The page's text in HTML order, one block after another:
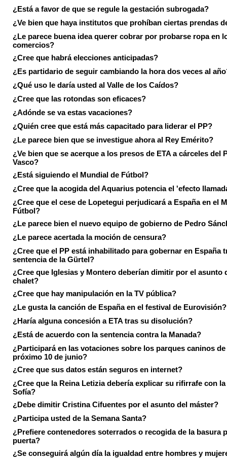
¿Está a favor de que se regule la gestación subrogada?
¿Ve bien que haya institutos que prohíban ciertas prendas
¿Le parece buena idea querer cobrar por probarse ropa en
comercios?
¿Cree que habrá elecciones anticipadas?
¿Es partidario de seguir cambiando la hora dos veces al
¿Qué uso le daría usted al Valle de los Caídos?
¿Cree que las rotondas son eficaces?
¿Adónde se va estas vacaciones?
¿Quién cree que está más capacitado para liderar el PP?
¿Le parece bien que se investigue ahora al Rey Emérito?
¿Ve bien que se acerque a los presos de ETA a cárceles del
Vasco?
¿Está siguiendo el Mundial de Fútbol?
¿Cree que la acogida del Aquarius potencia el 'efecto
¿Cree que el cese de Lopetegui perjudicará a España en el
Fútbol?
¿Le parece bien el nuevo equipo de gobierno de Pedro
¿Le parece acertada la moción de censura?
¿Cree que el PP está inhabilitado para gobernar en España
sentencia de la Gürtel?
¿Cree que Iglesias y Montero deberían dimitir por el asunto
chalet?
¿Cree que hay manipulación en la TV pública?
¿Le gusta la canción de España en el festival de Eurovisión?
¿Haría alguna concesión a ETA tras su disolución?
¿Está de acuerdo con la sentencia contra la Manada?
¿Participará en las votaciones sobre los parques caninos de
próximo 10 de junio?
¿Cree que sus datos están seguros en internet?
¿Cree que la Reina Letizia debería explicar su rifirrafe con la
Sofía?
¿Debe dimitir Cristina Cifuentes por el asunto del máster?
¿Participa usted de la Semana Santa?
¿Prefiere contenedores soterrados o recogida de la basura
puerta?
¿Se conseguirá algún día la igualdad entre hombres y